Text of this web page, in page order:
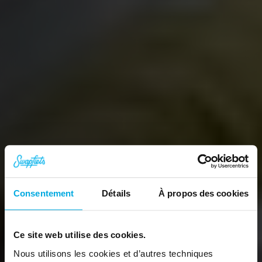
Consentement Détails À propos des cookies
Ce site web utilise des cookies.
Nous utilisons les cookies et d’autres techniques